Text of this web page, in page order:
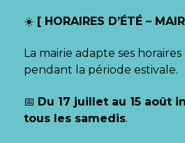
☀️ [ HORAIRES D’ÉTÉ –
La mairie adapte ses
pendant la période estivale.
📅 Du 17 juillet au 15 août
tous les samedis.